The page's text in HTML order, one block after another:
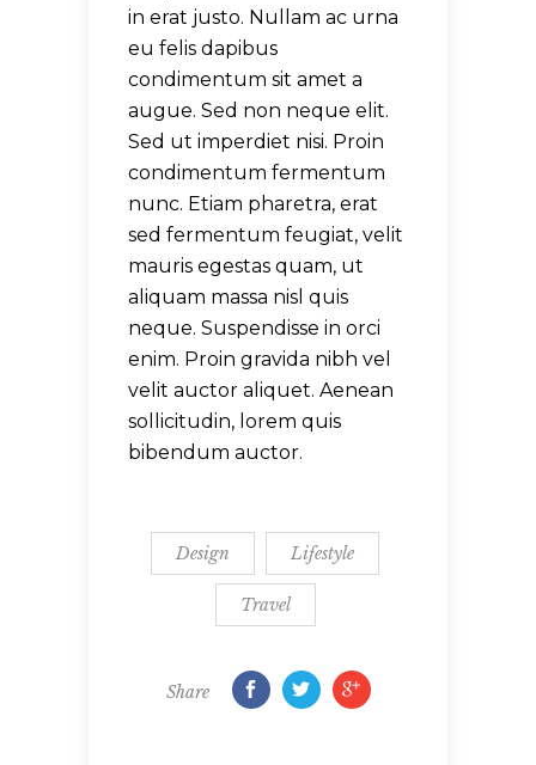
in erat justo. Nullam ac urna
eu felis dapibus
condimentum sit amet a
augue. Sed non neque elit.
Sed ut imperdiet nisi. Proin
condimentum fermentum
nunc. Etiam pharetra, erat
sed fermentum feugiat, velit
mauris egestas quam, ut
aliquam massa nisl quis
neque. Suspendisse in orci
enim. Proin gravida nibh vel
velit auctor aliquet. Aenean
sollicitudin, lorem quis
bibendum auctor.
Design Lifestyle
Travel
Share